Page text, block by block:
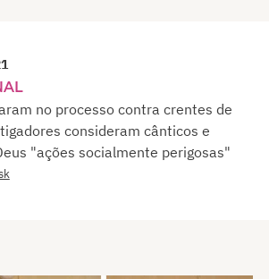
no processo contra crentes de
consideram cânticos e
"ações socialmente perigosas"